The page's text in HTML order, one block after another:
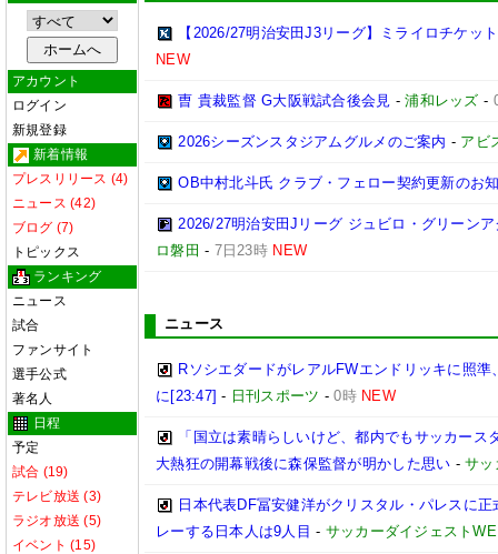
アカウント
ログイン
新規登録
新着情報
プレスリリース (4)
ニュース (42)
ブログ (7)
トピックス
ランキング
ニュース
試合
ファンサイト
選手公式
著名人
日程
予定
試合 (19)
テレビ放送 (3)
ラジオ放送 (5)
イベント (15)
【2026/27明治安田J3リーグ】ミライロチケッ
NEW
曺 貴裁監督 G大阪戦試合後会見 -浦和レッズ -
2026シーズンスタジアムグルメのご案内 - アビ
OB中村北斗氏 クラブ・フェロー契約更新のお
2026/27明治安田Jリーグ ジュビロ・グリーン
ロ磐田 - 7日23時 NEW
ニュース
RソシエダードがレアルFWエンドリッキに照
に[23:47] - 日刊スポーツ -0時 NEW
「国立は素晴らしいけど、都内でもサッカー
大熱狂の開幕戦後に森保監督が明かした思い -サッ
日本代表DF冨安健洋がクリスタル・パレスに
レーする日本人は9人目 - サッカーダイジェスト